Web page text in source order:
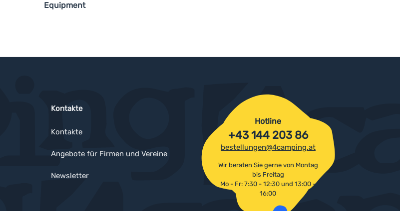
Equipment
Kontakte
Kontakte
Angebote für Firmen und Vereine
Newsletter
Hotline
+43 144 203 86
bestellungen@4camping.at
Wir beraten Sie gerne von Montag
bis Freitag
Mo - Fr: 7:30 - 12:30 und 13:00 -
16:00